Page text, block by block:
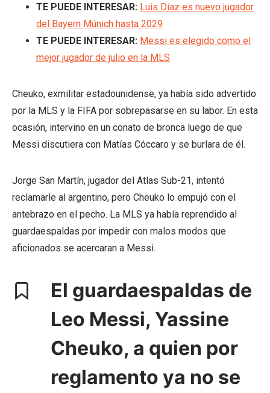
TE PUEDE INTERESAR: Luis Díaz es nuevo jugador
del Bayern Múnich hasta 2029
TE PUEDE INTERESAR: Messi es elegido como el
mejor jugador de julio en la MLS
Cheuko, exmilitar estadounidense, ya había sido advertido
por la MLS y la FIFA por sobrepasarse en su labor. En esta
ocasión, intervino en un conato de bronca luego de que
Messi discutiera con Matías Cóccaro y se burlara de él.
Jorge San Martín, jugador del Atlas Sub-21, intentó
reclamarle al argentino, pero Cheuko lo empujó con el
antebrazo en el pecho. La MLS ya había reprendido al
guardaespaldas por impedir con malos modos que
aficionados se acercaran a Messi.
El guardaespaldas de
Leo Messi, Yassine
Cheuko, a quien por
reglamento ya no se